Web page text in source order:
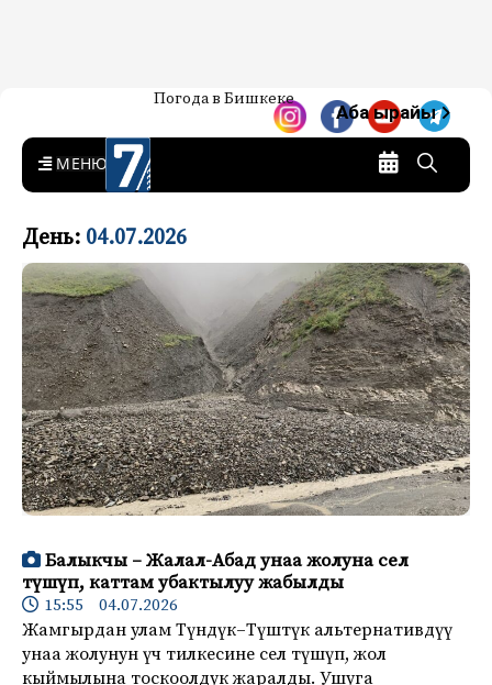
7-канал. Жаңылыктар —
Кыргызстан
Жаңылыктар — Кыргызстан
Погода в Бишкеке
Аба ырайы
MENU
День: 04.07.2026
Балыкчы – Жалал-Абад унаа жолуна сел
түшүп, каттам убактылуу жабылды
15:55 04.07.2026
Жамгырдан улам Түндүк–Түштүк альтернативдүү
унаа жолунун үч тилкесине сел түшүп, жол
кыймылына тоскоолдук жаралды. Ушуга